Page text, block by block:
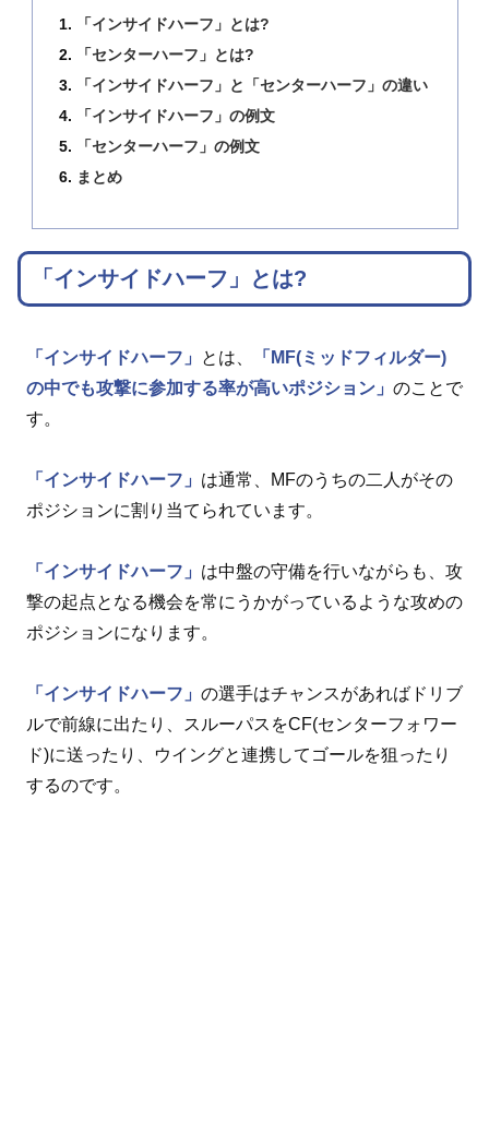
「インサイドハーフ」とは?
「センターハーフ」とは?
「インサイドハーフ」と「センターハーフ」の違い
「インサイドハーフ」の例文
「センターハーフ」の例文
まとめ
「インサイドハーフ」とは?
「インサイドハーフ」 とは、
「MF(ミッドフィルダー)
の中でも攻撃に参加する率が高いポジション」 のことで
す。
「インサイドハーフ」 は通常、MFのうちの二人がその
ポジションに割り当てられています。
「インサイドハーフ」 は中盤の守備を行いながらも、攻
撃の起点となる機会を常にうかがっているような攻めの
ポジションになります。
「インサイドハーフ」 の選手はチャンスがあればドリブ
ルで前線に出たり、スルーパスをCF(センターフォワー
ド)に送ったり、ウイングと連携してゴールを狙ったり
するのです。